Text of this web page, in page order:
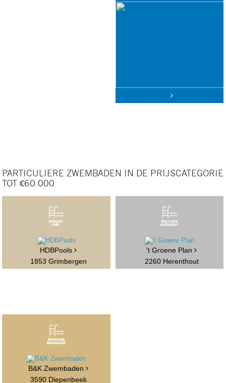
PARTICULIERE ZWEMBADEN IN DE PRIJSCATEGORIE
TOT €60.000
HDBPools
1853 Grimbergen
't Groene Plan
2260 Herenthout
B&K Zwembaden
3590 Diepenbeek